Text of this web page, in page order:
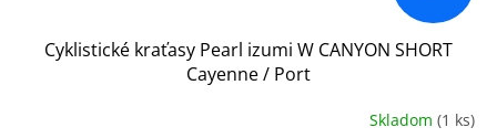
Cyklistické kraťasy Pearl izumi W CANYON SHORT
Cayenne / Port
Skladom (1 ks)